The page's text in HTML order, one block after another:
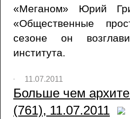
«Меганом» Юрий
«Общественные
сезоне он
института.
11.07.2011
Больше чем
(761), 11.07.2011